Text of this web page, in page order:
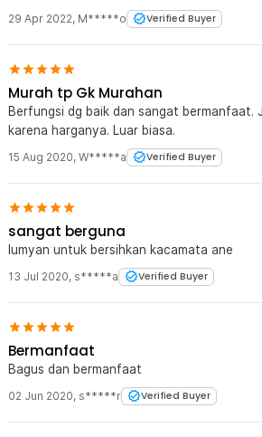
29 Apr 2022, M*****o Verified Buyer
Murah tp Gk Murahan
Berfungsi dg baik dan sangat bermanfaat.
karena harganya. Luar biasa.
15 Aug 2020, W*****a Verified Buyer
sangat berguna
lumyan untuk bersihkan kacamata ane
13 Jul 2020, s*****a Verified Buyer
Bermanfaat
Bagus dan bermanfaat
02 Jun 2020, s*****r Verified Buyer